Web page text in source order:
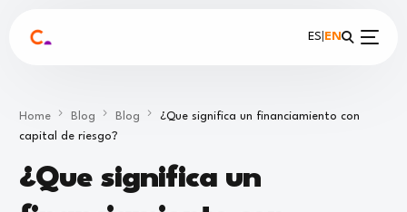
ES EN
Home Blog Blog
¿Que significa un financiamiento con
capital de riesgo?
¿Que significa un